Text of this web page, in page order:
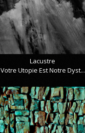
Lacustre
Votre Utopie Est Notre Dyst...